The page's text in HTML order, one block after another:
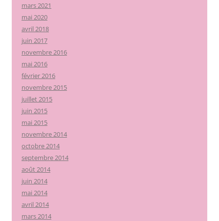
mars 2021
mai 2020
avril 2018
juin 2017
novembre 2016
mai 2016
février 2016
novembre 2015
juillet 2015
juin 2015
mai 2015
novembre 2014
octobre 2014
septembre 2014
août 2014
juin 2014
mai 2014
avril 2014
mars 2014